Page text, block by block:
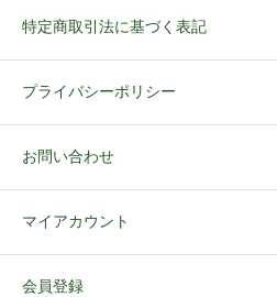
特定商取引法に基づく表記
プライバシーポリシー
お問い合わせ
マイアカウント
会員登録